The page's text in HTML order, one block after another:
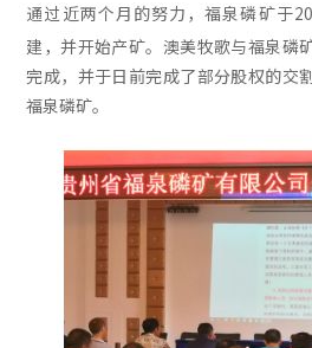
通过近两个月的努力，福泉磷矿于
建，并开始产矿。澳美牧歌与福泉磷
完成，并于日前完成了部分股权的交
福泉磷矿。